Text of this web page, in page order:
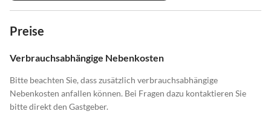
Preise
Verbrauchsabhängige Nebenkosten
Bitte beachten Sie, dass zusätzlich verbrauchsabhängige
Nebenkosten anfallen können. Bei Fragen dazu kontaktieren Sie
bitte direkt den Gastgeber.